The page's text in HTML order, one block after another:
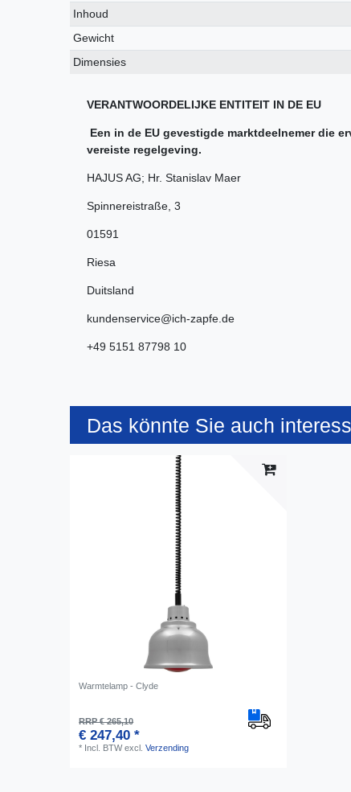
Inhoud
Gewicht
Dimensies
VERANTWOORDELIJKE ENTITEIT IN DE EU
Een in de EU gevestigde marktdeelnemer die
vereiste regelgeving.
HAJUS AG; Hr. Stanislav Maer
Spinnereistraße 3
01591
Riesa
Duitsland
kundenservice@ich-zapfe.de
+49 5151 87798 10
Das könnte Sie auch
Warmtelamp - Clyde
RRP € 265,10
€ 247,40 *
* Incl. BTWexcl.Verzending